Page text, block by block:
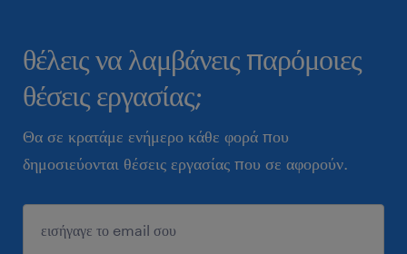
θέλεις να λαμβάνεις παρόμοιες
θέσεις εργασίας;
Θα σε κρατάμε ενήμερο κάθε φορά που
δημοσιεύονται θέσεις εργασίας που σε αφορούν.